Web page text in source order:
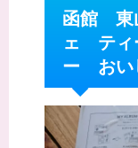
函館 東
ェ ティ
ー おい